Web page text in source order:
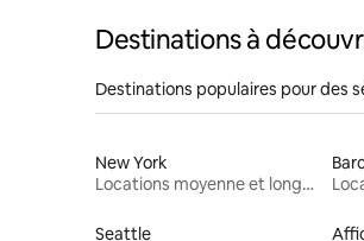
Destinations à
Destinations populaires pour des
New York
Locations moyenne et longue durée
Seattle